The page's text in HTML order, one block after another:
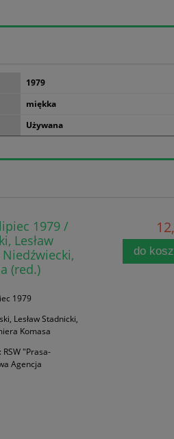
1979
miękka
Używana
1979 /
Lesław
(red.)
1979
Lesław Stadnicki,
Komasa
"Prasa-
Agencja
do